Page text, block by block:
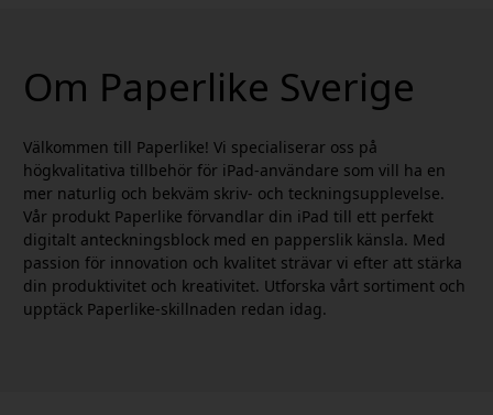
Om Paperlike Sverige
Välkommen till Paperlike! Vi specialiserar oss på
högkvalitativa tillbehör för iPad-användare som vill ha en
mer naturlig och bekväm skriv- och teckningsupplevelse.
Vår produkt Paperlike förvandlar din iPad till ett perfekt
digitalt anteckningsblock med en papperslik känsla. Med
passion för innovation och kvalitet strävar vi efter att stärka
din produktivitet och kreativitet. Utforska vårt sortiment och
upptäck Paperlike-skillnaden redan idag.